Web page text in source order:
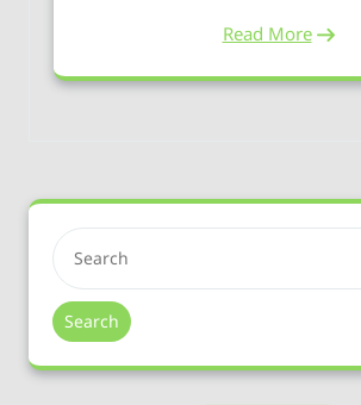
Read More
Search